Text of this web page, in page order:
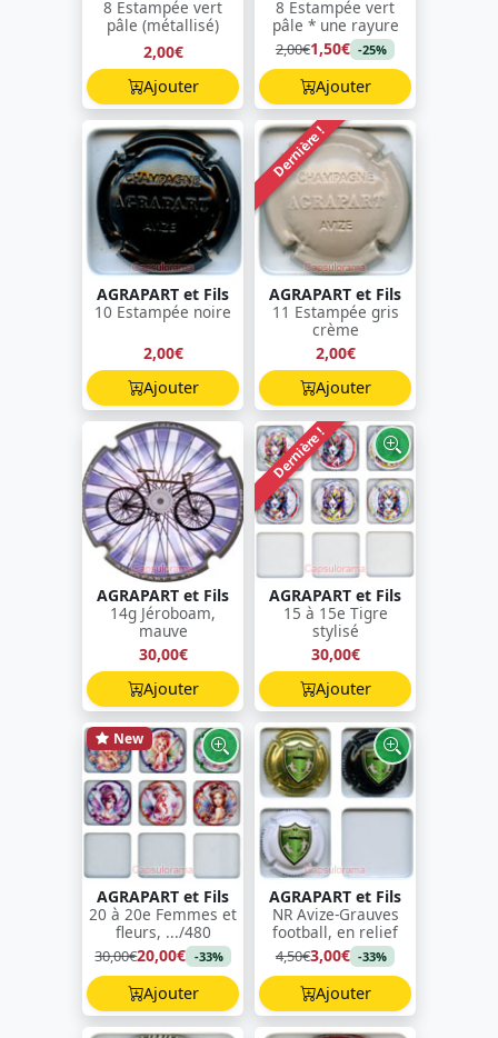
8 Estampée vert
pâle (métallisé)
2,00€
Ajouter
8 Estampée vert
pâle * une rayure
2,00€1,50€ -25%
Ajouter
AGRAPART et Fils
10 Estampée noire
2,00€
Ajouter
Dernière !
AGRAPART et Fils
11 Estampée gris
crème
2,00€
Ajouter
AGRAPART et Fils
14g Jéroboam,
mauve
30,00€
Ajouter
Dernière !
AGRAPART et Fils
15 à 15e Tigre
stylisé
30,00€
Ajouter
New
AGRAPART et Fils
20 à 20e Femmes et
fleurs, .../480
30,00€20,00€ -33%
Ajouter
AGRAPART et Fils
NR Avize-Grauves
football, en relief
4,50€3,00€ -33%
Ajouter